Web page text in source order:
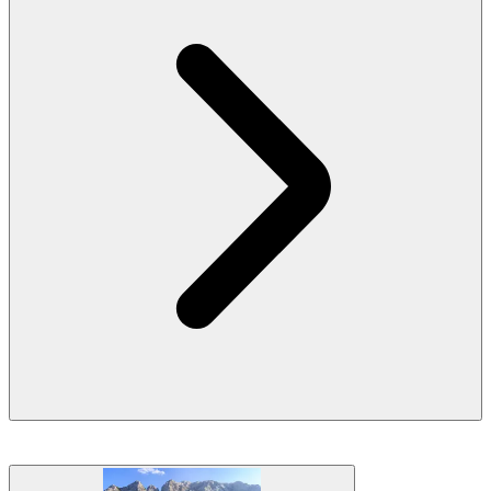
Für die Frühaufsteher unter uns können wir vor der Dämmerung